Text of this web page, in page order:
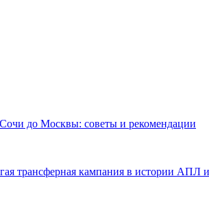
до Москвы: советы и рекомендации
трансферная кампания в истории АПЛ и